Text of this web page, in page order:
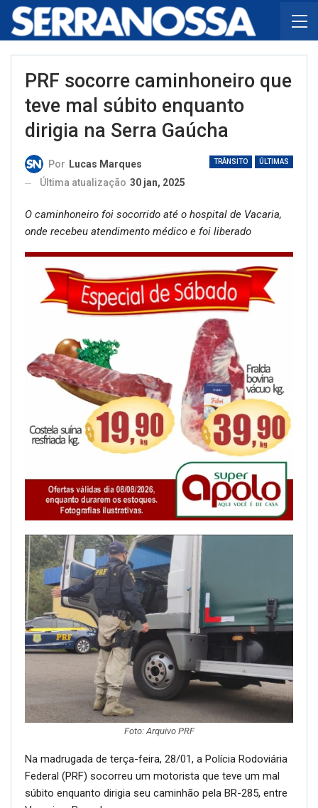
PRF socorre caminhoneiro que
teve mal súbito enquanto
dirigia na Serra Gaúcha
TRÂNSITO ÚLTIMAS
Por Lucas Marques
Última atualização 30 jan, 2025
O caminhoneiro foi socorrido até o hospital de Vacaria,
onde recebeu atendimento médico e foi liberado
Foto: Arquivo PRF
Na madrugada de terça-feira, 28/01, a Polícia Rodoviária
Federal (PRF) socorreu um motorista que teve um mal
súbito enquanto dirigia seu caminhão pela BR-285, entre